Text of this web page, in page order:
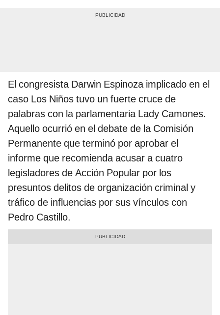
El congresista Darwin Espinoza implicado en el
caso Los Niños tuvo un fuerte cruce de
palabras con la parlamentaria Lady Camones.
Aquello ocurrió en el debate de la Comisión
Permanente que terminó por aprobar el
informe que recomienda acusar a cuatro
legisladores de Acción Popular por los
presuntos delitos de organización criminal y
tráfico de influencias por sus vínculos con
Pedro Castillo.